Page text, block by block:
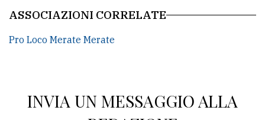
ASSOCIAZIONI CORRELATE
Pro Loco Merate Merate
INVIA UN MESSAGGIO ALLA